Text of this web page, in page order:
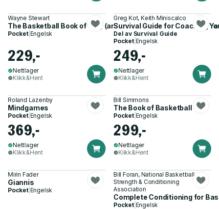
Wayne Stewart
The Basketball Book of Why (and Who, What, When, Where,
Pocket| Engelsk
229,-
Nettlager
Klikk&Hent
Greg Kot, Keith Miniscalco
Survival Guide for Coaching
Del av Survival Guide
Pocket| Engelsk
249,-
Nettlager
Klikk&Hent
Roland Lazenby
Mindgames
Pocket| Engelsk
369,-
Nettlager
Klikk&Hent
Bill Simmons
The Book of Basketball
Pocket| Engelsk
299,-
Nettlager
Klikk&Hent
Mirin Fader
Giannis
Pocket| Engelsk
Bill Foran, National Basketball
Strength & Conditioning
Association
Complete Conditioning for
Pocket| Engelsk